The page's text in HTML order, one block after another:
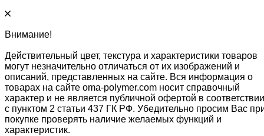
Внимание!
Действительный цвет, текстура и характеристики товаров
могут незначительно отличаться от их изображений и
описаний, представленных на сайте. Вся информация о
товарах на сайте oma-polymer.com носит справочный
характер и не является публичной офертой в соответствии
с пунктом 2 статьи 437 ГК РФ. Убедительно просим Вас
покупке проверять наличие желаемых функций и
характеристик.